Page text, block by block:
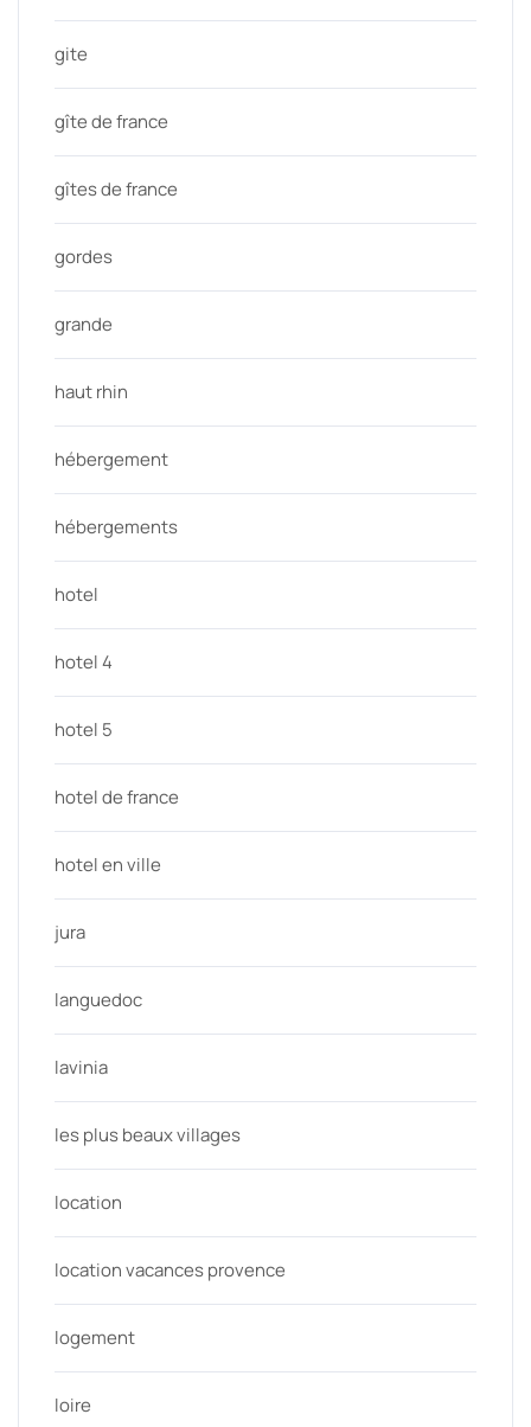
gite
gîte de france
gîtes de france
gordes
grande
haut rhin
hébergement
hébergements
hotel
hotel 4
hotel 5
hotel de france
hotel en ville
jura
languedoc
lavinia
les plus beaux villages
location
location vacances provence
logement
loire